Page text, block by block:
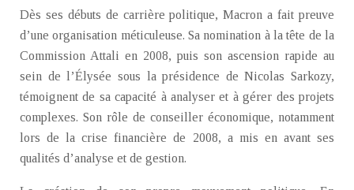
Dès ses débuts de carrière politique, Macron a fait preuve
d’une organisation méticuleuse. Sa nomination à la tête de la
Commission Attali en 2008, puis son ascension rapide au
sein de l’Élysée sous la présidence de Nicolas Sarkozy,
témoignent de sa capacité à analyser et à gérer des projets
complexes. Son rôle de conseiller économique, notamment
lors de la crise financière de 2008, a mis en avant ses
qualités d’analyse et de gestion.